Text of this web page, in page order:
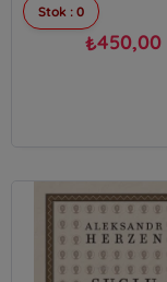
Stok : 0
₺450,00